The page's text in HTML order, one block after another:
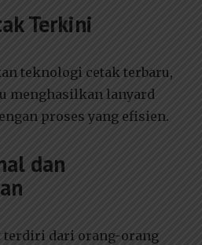
Terkini
teknologi cetak terbaru,
menghasilkan lanyard
proses yang efisien.
dan
dari orang-orang